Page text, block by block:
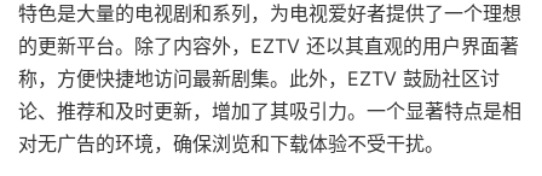
特色是大量的电视剧和系列，为电视爱好者提供了一个理想
的更新平台。除了内容外，EZTV 还以其直观的用户界面著
称，方便快捷地访问最新剧集。此外，EZTV 鼓励社区讨
论、推荐和及时更新，增加了其吸引力。一个显著特点是相
对无广告的环境，确保浏览和下载体验不受干扰。